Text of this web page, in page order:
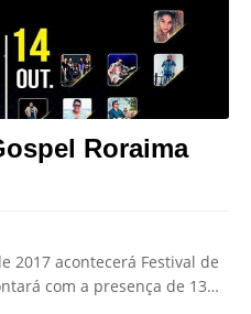
Roraima
2017 acontecerá Festival de
com a presença de 13…